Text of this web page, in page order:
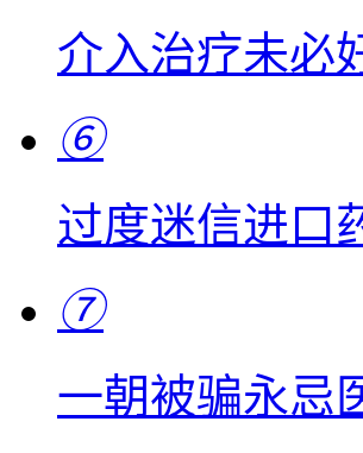
介入治疗未必
⑥
过度迷信进口
⑦
一朝被骗永忌